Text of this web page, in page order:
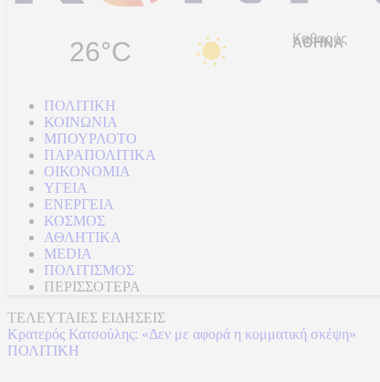
26°C Καθαρός
ΠΟΛΙΤΙΚΗ
ΚΟΙΝΩΝΙΑ
ΜΠΟΥΡΛΟΤΟ
ΠΑΡΑΠΟΛΙΤΙΚΑ
ΟΙΚΟΝΟΜΙΑ
ΥΓΕΙΑ
ΕΝΕΡΓΕΙΑ
ΚΟΣΜΟΣ
ΑΘΛΗΤΙΚΑ
MEDIA
ΠΟΛΙΤΙΣΜΟΣ
ΠΕΡΙΣΣΟΤΕΡΑ
ΤΕΛΕΥΤΑΙΕΣ ΕΙΔΗΣΕΙΣ
Κρατερός Κατσούλης: «Δεν με αφορά η κομματική σκέψη»
ΠΟΛΙΤΙΚΗ